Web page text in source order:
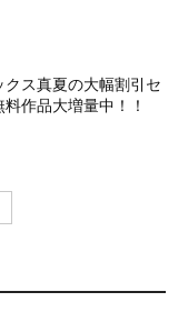
ス真夏の大幅割引セ
作品大増量中！！